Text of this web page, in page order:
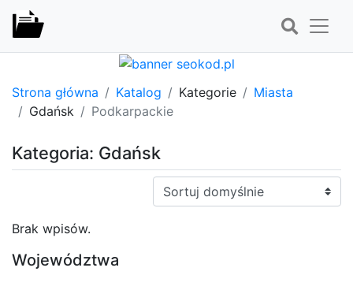
Strona główna Katalog Kategorie
Miasta
Gdańsk
Podkarpackie
Kategoria: Gdańsk
Sortuj:
Brak wpisów.
Województwa